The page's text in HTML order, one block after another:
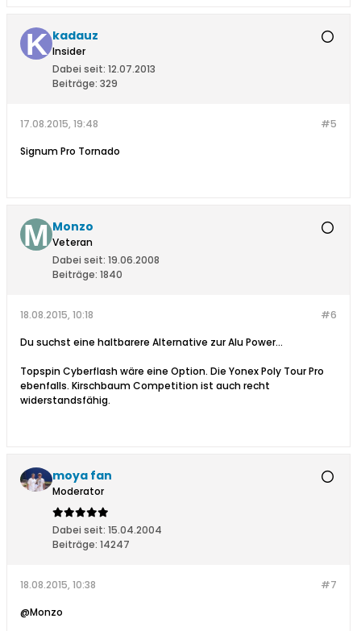
kadauz
Insider
Dabei seit: 12.07.2013
Beiträge: 329
#5
17.08.2015, 19:48
Signum Pro Tornado
Monzo
Veteran
Dabei seit: 19.06.2008
Beiträge: 1840
#6
18.08.2015, 10:18
Du suchst eine haltbarere Alternative zur Alu Power...
Topspin Cyberflash wäre eine Option. Die Yonex Poly Tour Pro
ebenfalls. Kirschbaum Competition ist auch recht
widerstandsfähig.
moya fan
Moderator
Dabei seit: 15.04.2004
Beiträge: 14247
#7
18.08.2015, 10:38
@Monzo